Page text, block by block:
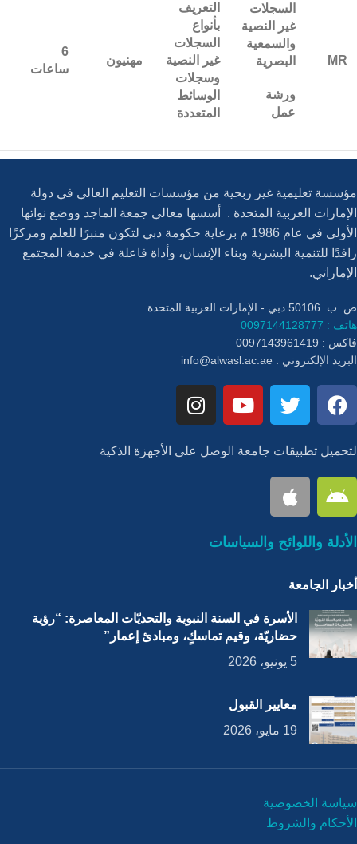
MR
السجلات
غير النصية
والسمعية
البصرية
ورشة
عمل
التعريف
بأنواع
السجلات
غير النصية
وسجلات
الوسائط
المتعددة
مهنيون
6
ساعات
مؤسسة تعليمية غير ربحية من مؤسسات التعليم العالي في دولة
الإمارات العربية المتحدة . أسسها معالي جمعة الماجد ووضع نواتها
الأولى في عام 1986 م برعاية حكومة دبي لتكون منبرًا للعلم ومركزًا
رافدًا للتنمية البشرية وبناء الإنسان، وأداة فاعلة في خدمة المجتمع
الإماراتي.
ص. ب. 50106 دبي - الإمارات العربية المتحدة
هاتف : 0097144128777
فاكس : 0097143961419
البريد الإلكتروني : info@alwasl.ac.ae
لتحميل تطبيقات جامعة الوصل على الأجهزة الذكية
الأدلة واللوائح والسياسات
أخبار الجامعة
الأسرة في السنة النبوية والتحديّات المعاصرة: “رؤية
حضاريّة، وقيم تماسكٍ، ومبادئ إعمار”
5 يونيو، 2026
معايير القبول
19 مايو، 2026
سياسة الخصوصية
الأحكام والشروط